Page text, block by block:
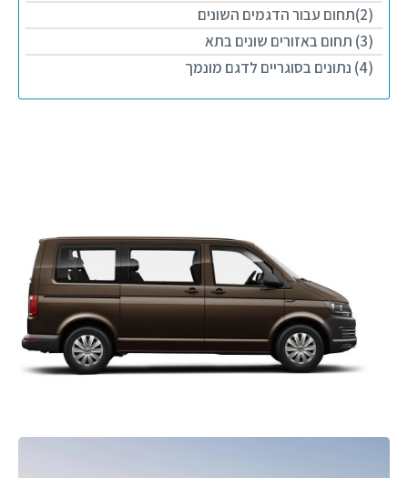
(2)תחום עבור הדגמים השונים
(3) תחום באזורים שונים בתא
(4) נתונים בסוגריים לדגם מונמך